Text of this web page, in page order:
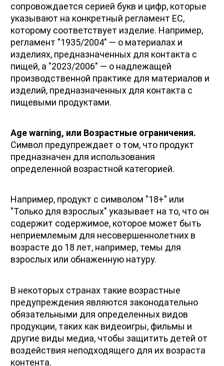
сопровождается серией букв и цифр, которые
указывают на конкретный регламент ЕС,
которому соответствует изделие. Например,
регламент "1935/2004" — о материалах и
изделиях, предназначенных для контакта с
пищей, а "2023/2006" — о надлежащей
производственной практике для материалов и
изделий, предназначенных для контакта с
пищевыми продуктами.
Age warning, или Возрастные ограничения.
Символ предупреждает о том, что продукт
предназначен для использования
определенной возрастной категорией.
Например, продукт с символом "18+" или
"Только для взрослых" указывает на то, что он
содержит содержимое, которое может быть
неприемлемым для несовершеннолетних в
возрасте до 18 лет, например, темы для
взрослых или обнаженную натуру.
В некоторых странах такие возрастные
предупреждения являются законодательно
обязательными для определенных видов
продукции, таких как видеоигры, фильмы и
другие виды медиа, чтобы защитить детей от
воздействия неподходящего для их возраста
контента.